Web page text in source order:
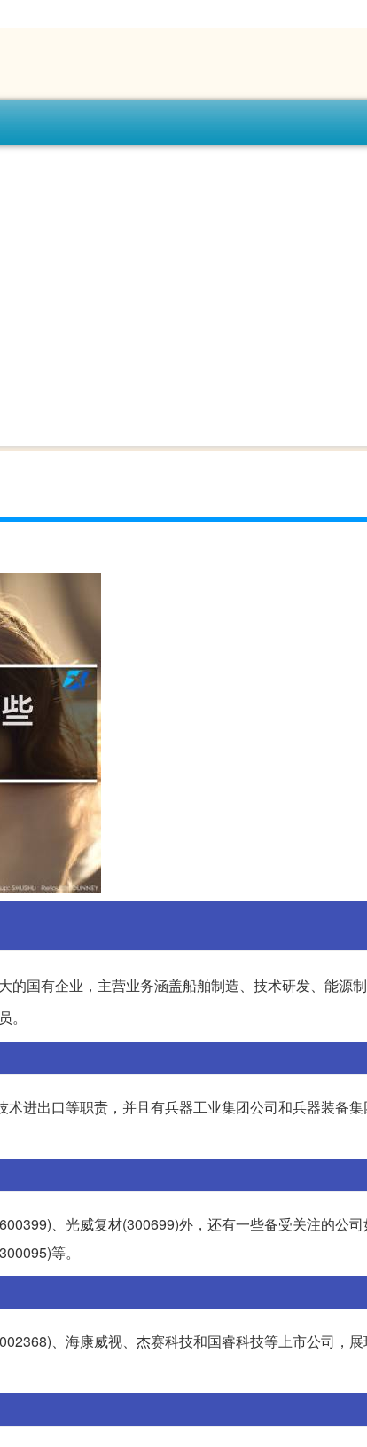
国有企业，主营业务涵盖船舶制造、技术研发、能源
进出口等职责，并且有兵器工业集团公司和兵器装备集
、光威复材(300699)外，还有一些备受关注的公司
等。
、海康威视、杰赛科技和国睿科技等上市公司，展